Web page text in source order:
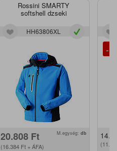
Rossini SMARTY
softshell dzseki
HH63806XL
20.808 Ft
(16.384 Ft + ÁFA)
M.egység: db
-